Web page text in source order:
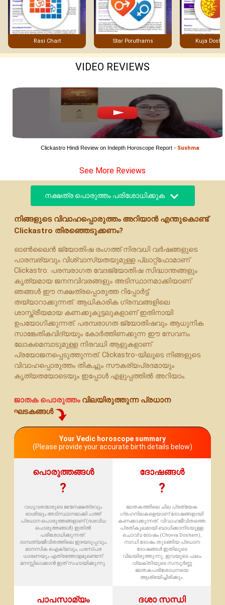
Rasi Chart Star Poruthams Kuja
VIDEO REVIEWS
Clickastro Hindi Review on Indepth Horoscope Report - Sushma
See More Reviews
നക്ഷത്ര പൊരുത്തം പരിശോധിക്കുക
നിങ്ങളുടെ വിവാഹപ്പൊരുത്തം അറിയാൻ എന്തുകൊണ്ട്
Clickastro തിരഞ്ഞെടുക്കണം?
ഓൺലൈൻ ജ്യോതിഷ രംഗത്ത് നിരവധി വർഷങ്ങളുടെ
പാരമ്പര്യവും വിശ്വാസ്യതയുമുള്ള പ്ലാറ്റ്‌ഫോമാണ്
Clickastro. പരമ്പരാഗത വേദജ്യോതിഷ സിദ്ധാന്തങ്ങളും
കൃത്യമായ ജനനവിവരങ്ങളും അടിസ്ഥാനമാക്കിയാണ്
ഞങ്ങൾ ഈ നക്ഷത്രപ്പൊരുത്ത റിപ്പോർട്ട്
തയ്യാറാക്കുന്നത്. ആധികാരിക ഗ്രന്ഥങ്ങളിലെ
ശാസ്ത്രീയമായ കണക്കുകൂട്ടലുകളാണ് ഇതിനായി
ഉപയോഗിക്കുന്നത്. പരമ്പരാഗത ജ്യോതിഷവും ആധുനിക
സാങ്കേതികവിദ്യയും കോർത്തിണക്കുന്ന ഈ സേവനം
ലോകമെമ്പാടുമുള്ള നിരവധി ആളുകളാണ്
പ്രയോജനപ്പെടുത്തുന്നത്. Clickastro-യിലൂടെ നിങ്ങളുടെ
വിവാഹപ്പൊരുത്തം തികച്ചും സൗകര്യപ്രദമായും
കൃത്യതയോടെയും ഇപ്പോൾ എളുപ്പത്തിൽ അറിയാം.
ജാതക പൊരുത്തംവിലയിരുത്തുന്ന പ്രധാന
ഘടകങ്ങൾ
Your Vedic horoscope summary
(Please provide your accurate birth details below)
പൊരുത്തങ്ങൾ
?
വധൂവരന്മാരുടെ ജന്മനക്ഷത്രവും
രാശിയും അടിസ്ഥാനമാക്കി പത്ത്
പ്രധാന പൊരുത്തങ്ങളാണ് (ദശവിധ
പൊരുത്തങ്ങൾ) ഇതിൽ
പരിശോധിക്കുന്നത്.
ദാമ്പത്യജീവിതത്തിലെ ഇഴയടുപ്പവും,
മാനസിക ഐക്യവും, പരസ്പര
ധാരണയും എത്രത്തോളമുണ്ടെന്ന്
മനസ്സിലാക്കാൻ ഇത് സഹായിക്കുന്നു.
ദോഷങ്ങൾ
?
ജാതകത്തിലെ ചില പ്രത്യേക
ഗ്രഹനിലകളെയാണ് ദോഷങ്ങളായി
കണക്കാക്കുന്നത്. വിവാഹജീവിതത്തെ
പ്രതികൂലമായി ബാധിക്കാനിടയുള്ള
ചൊവ്വ ദോഷം (Chovva Dosham),
നാഡി ദോഷം തുടങ്ങിയ പ്രധാന
ദോഷങ്ങൾ ഇതിലൂടെ
വിലയിരുത്തുന്നു. ഇവയുടെ ഫലം
വ്യക്തിയുടെ സമ്പൂർണ്ണ
ജാതകപരിശോധനയെ
ആശ്രയിച്ചിരിക്കും.
പാപസാമ്യം
ദശാ സന്ധി